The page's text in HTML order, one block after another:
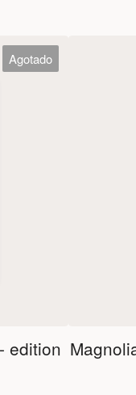
Agotado
edition